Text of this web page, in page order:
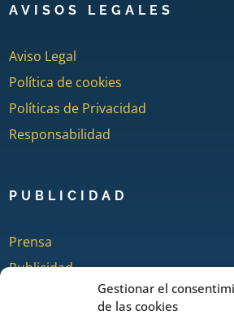
Gestionar el
de las cookies
AVISOS LEGALES
Aviso Legal
Política de cookies
Políticas de Privacidad
Responsabilidad
PUBLICIDAD
Prensa
Publicidad
Quienes somos